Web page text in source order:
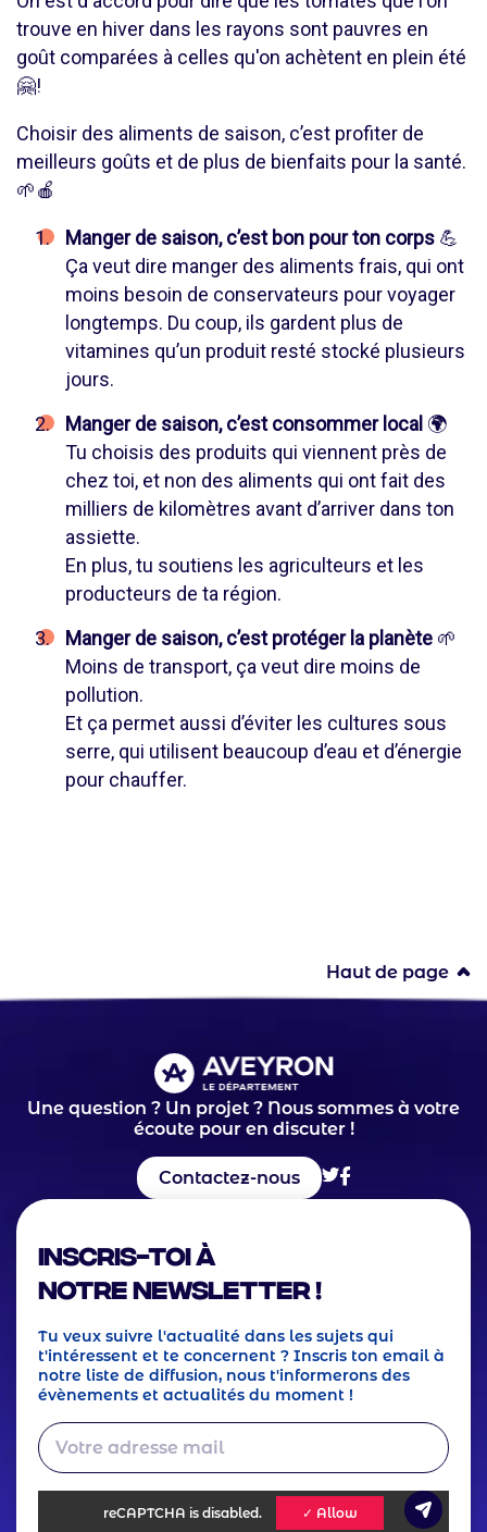
trouve en hiver dans les rayons sont pauvres en
goût comparées à celles qu'on achètent en plein été
🤗!
Choisir des aliments de saison, c’est profiter de
meilleurs goûts et de plus de bienfaits pour la santé.
🌱🍎
Manger de saison, c’est bon pour ton corps 💪
Ça veut dire manger des aliments frais, qui ont
moins besoin de conservateurs pour voyager
longtemps. Du coup, ils gardent plus de
vitamines qu’un produit resté stocké plusieurs
jours.
Manger de saison, c’est consommer local 🌍
Tu choisis des produits qui viennent près de
chez toi, et non des aliments qui ont fait des
milliers de kilomètres avant d’arriver dans ton
assiette.
En plus, tu soutiens les agriculteurs et les
producteurs de ta région.
Manger de saison, c’est protéger la planète 🌱
Moins de transport, ça veut dire moins de
pollution.
Et ça permet aussi d’éviter les cultures sous
serre, qui utilisent beaucoup d’eau et d’énergie
pour chauffer.
Haut de page
Une question ? Un projet ? Nous sommes à votre
écoute pour en discuter !
Contactez-nous
Inscris-toi à
notre Newsletter !
Tu veux suivre l'actualité dans les sujets qui
t'intéressent et te concernent ? Inscris ton email à
notre liste de diffusion, nous t'informerons des
évènements et actualités du moment !
reCAPTCHA is disabled. ✓ Allow